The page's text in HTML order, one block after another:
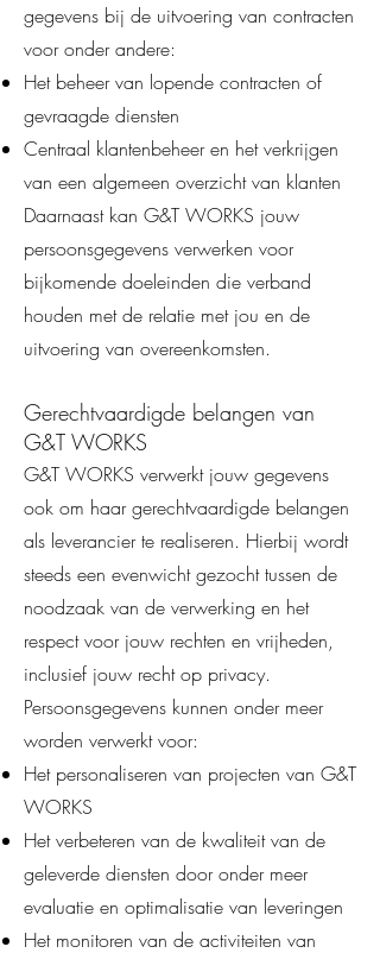
gegevens bij de uitvoering van contracten
voor onder andere:
Het beheer van lopende contracten of
gevraagde diensten
Centraal klantenbeheer en het verkrijgen
van een algemeen overzicht van klanten
Daarnaast kan G&T WORKS jouw
persoonsgegevens verwerken voor
bijkomende doeleinden die verband
houden met de relatie met jou en de
uitvoering van overeenkomsten.
Gerechtvaardigde belangen van
G&T WORKS
G&T WORKS verwerkt jouw gegevens
ook om haar gerechtvaardigde belangen
als leverancier te realiseren. Hierbij wordt
steeds een evenwicht gezocht tussen de
noodzaak van de verwerking en het
respect voor jouw rechten en vrijheden,
inclusief jouw recht op privacy.
Persoonsgegevens kunnen onder meer
worden verwerkt voor:
Het personaliseren van projecten van G&T
WORKS
Het verbeteren van de kwaliteit van de
geleverde diensten door onder meer
evaluatie en optimalisatie van leveringen
Het monitoren van de activiteiten van